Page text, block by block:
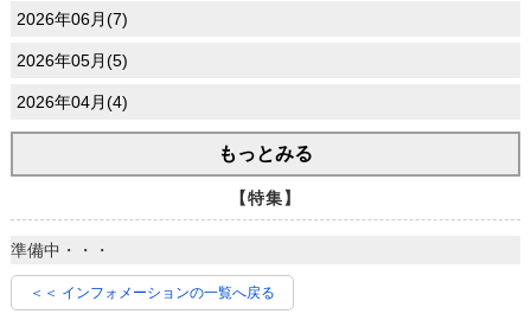
2026年06月(7)
2026年05月(5)
2026年04月(4)
もっとみる
【特集】
準備中・・・
＜＜ インフォメーションの一覧へ戻る